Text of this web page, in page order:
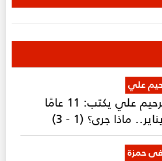
علي
عبد الرحيم علي يكتب: 11 عامًا
ماذا جرى؟ (1 - 3)
حمزة